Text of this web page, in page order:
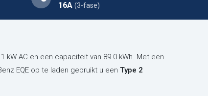
16A(3-fase)
kW AC en een capaciteit van 89.0 kWh. Met een
EQE op te laden gebruikt u een Type 2